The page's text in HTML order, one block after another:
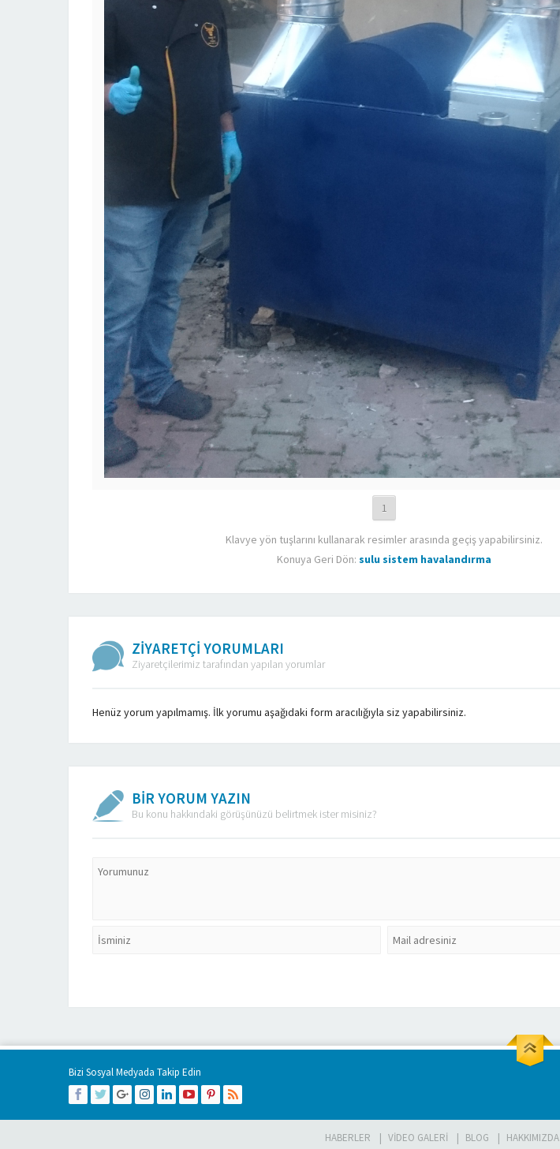
1
Klavye yön tuşlarını kullanarak resimler arasında geçiş yapabilirsiniz.
Konuya Geri Dön: sulu sistem havalandırma
ZİYARETÇİ YORUMLARI
Ziyaretçilerimiz tarafından yapılan yorumlar
Henüz yorum yapılmamış. İlk yorumu aşağıdaki form aracılığıyla siz yapabilirsiniz.
BİR YORUM YAZIN
Bu konu hakkındaki görüşünüzü belirtmek ister misiniz?
Bizi Sosyal Medyada Takip Edin
HABERLER VIDEO GALERI BLOG HAKKIMIZDA